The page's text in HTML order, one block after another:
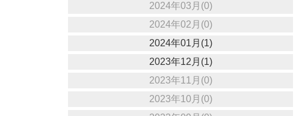
2024年03月(0)
2024年02月(0)
2024年01月(1)
2023年12月(1)
2023年11月(0)
2023年10月(0)